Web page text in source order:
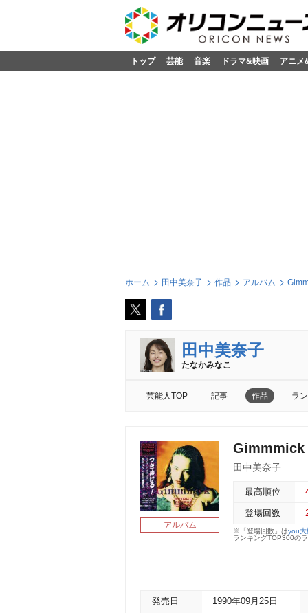
トップ 芸能 音楽 ドラマ&映画 アニメ
ホーム 田中美奈子 作品 アルバム
田中美奈子
たなかみなこ
芸能人TOP 記事 作品 ラ
アルバム
Gimmmick
田中美奈子
最高順位
登場回数
※「登場回数」はyou大
ランキングTOP300の
発売日 1990年09月25日